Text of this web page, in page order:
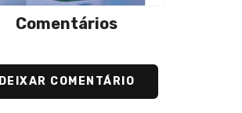
Comentários
DEIXAR COMENTÁRIO